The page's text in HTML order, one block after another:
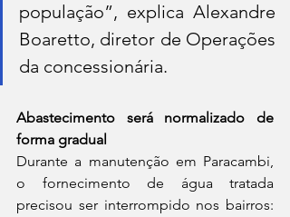
população”, explica Alexandre
Boaretto, diretor de Operações
da concessionária.
Abastecimento será normalizado de
forma gradual
Durante a manutenção em Paracambi,
o fornecimento de água tratada
precisou ser interrompido nos bairros: